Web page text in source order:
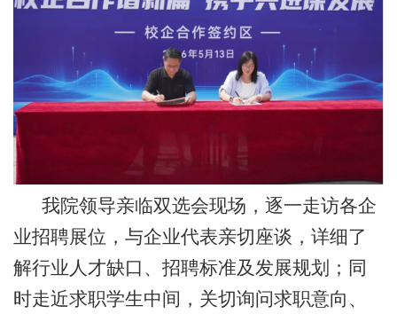
我院领导亲临双选会现场，逐一走访各企
业招聘展位，与企业代表亲切座谈，详细了
解行业人才缺口、招聘标准及发展规划；同
时走近求职学生中间，关切询问求职意向、